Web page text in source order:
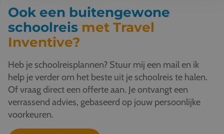
Ook een buitengewone
schoolreis met Travel
Inventive?
Heb je schoolreisplannen? Stuur mij een mail en ik
help je verder om het beste uit je schoolreis te halen.
Of vraag direct een offerte aan. Je ontvangt een
verrassend advies, gebaseerd op jouw persoonlijke
voorkeuren.